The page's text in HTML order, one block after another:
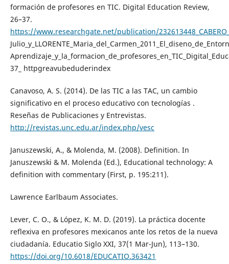
formación de profesores en TIC. Digital Education Review,
26–37.
https://www.researchgate.net/publication/
37_ httpgreavubeduderindex
Canavoso, A. S. (2014). De las TIC a las TAC, un cambio
significativo en el proceso educativo con tecnologías .
Reseñas de Publicaciones y Entrevistas.
http://revistas.unc.edu.ar/index.php/vesc
Januszewski, A., & Molenda, M. (2008). Definition. In
Januszewski & M. Molenda (Ed.), Educational technology: A
definition with commentary (First, p. 195:211).
Lawrence Earlbaum Associates.
Lever, C. O., & López, K. M. D. (2019). La práctica docente
reflexiva en profesores mexicanos ante los retos de la nueva
ciudadanía. Educatio Siglo XXI, 37(1 Mar-Jun), 113–130.
https://doi.org/10.6018/EDUCATIO.363421